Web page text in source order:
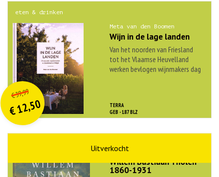
TERRA
GEB - 187 BLZ
eten & drinken
Meta van den Boomen
Wijn in de lage landen
Van het noorden van Friesland
tot het Vlaamse Heuvelland
werken bevlogen wijnmakers dag
€39,99O
orspr
onkelijke
prijs
was:
€ 39,99.
€12,50
Huidige
prijs
is:€ 12,50.
Willem Bastiaan Tholen
1860-1931